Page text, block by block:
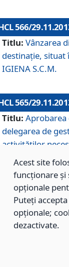
566/
Titlu: Vânzarea
destinaţie, situat
IGIENA S.C.M.
565/
Titlu: Aprobarea
delegarea de
activităţilor
Municipal
564/
Titlu:
care s-a
Acest site
funcționare și
opționale
Puteți
opționale;
dezactivate.